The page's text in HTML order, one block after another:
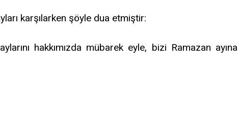
karşılarken şöyle dua etmiştir:
hakkımızda mübarek eyle, bizi Ramazan ayına